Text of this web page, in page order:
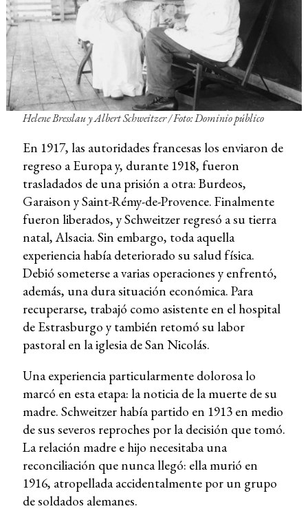
Helene Bresslau y Albert Schweitzer / Foto: Dominio público
En 1917, las autoridades francesas los enviaron de
regreso a Europa y, durante 1918, fueron
trasladados de una prisión a otra: Burdeos,
Garaison y Saint-Rémy-de-Provence. Finalmente
fueron liberados, y Schweitzer regresó a su tierra
natal, Alsacia. Sin embargo, toda aquella
experiencia había deteriorado su salud física.
Debió someterse a varias operaciones y enfrentó,
además, una dura situación económica. Para
recuperarse, trabajó como asistente en el hospital
de Estrasburgo y también retomó su labor
pastoral en la iglesia de San Nicolás.
Una experiencia particularmente dolorosa lo
marcó en esta etapa: la noticia de la muerte de su
madre. Schweitzer había partido en 1913 en medio
de sus severos reproches por la decisión que tomó.
La relación madre e hijo necesitaba una
reconciliación que nunca llegó: ella murió en
1916, atropellada accidentalmente por un grupo
de soldados alemanes.